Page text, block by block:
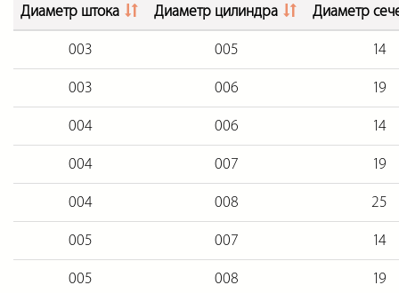
Диаметр штока Диаметр цилиндра Диаметр
003 005 14
003 006 19
004 006 14
004 007 19
004 008 25
005 007 14
005 008 19